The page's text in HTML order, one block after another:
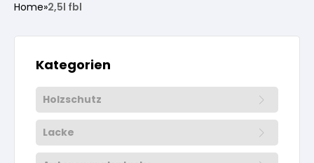
Vorbereitung
Wasserlösliche Grundierung
Lösemittelhältige Grundierung
Lacke
Wasserlösliche Grundierung
Vorbereitung
Innenfarben
Home»2,5l fbl
Kategorien
Holzschutz
Vorbereitung
Wasserlösliche Grundierung
Lacke